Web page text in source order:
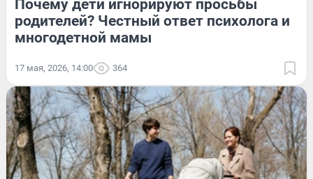
Почему дети игнорируют просьбы
родителей? Честный ответ психолога и
многодетной мамы
17 мая, 2026, 14:00 364